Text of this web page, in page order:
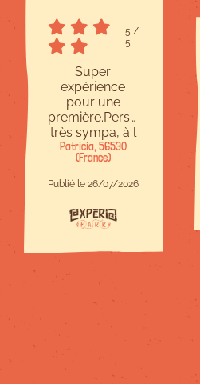
5 /
5
Super
expérience
pour une
première.Personnel
très sympa, à l
écoute et
bienveillant.Site
à taille
humaine,c est
parfait.Il y en a
pour tous les
chacun trouve
recommande !
Patricia, 56530
(France)
Publié le 26/07/2026